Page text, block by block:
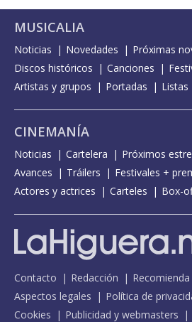
MUSICALIA
Noticias Novedades
Próximas
Discos históricos
Canciones
Artistas y grupos
Portadas Listas
CINEMANÍA
Noticias Cartelera Próximos
Avances
Tráilers
Festivales +
Actores y actrices
Carteles Box-
Contacto Redacción Recomienda
Aspectos legales
Política de
Cookies
Publicidad y webmasters